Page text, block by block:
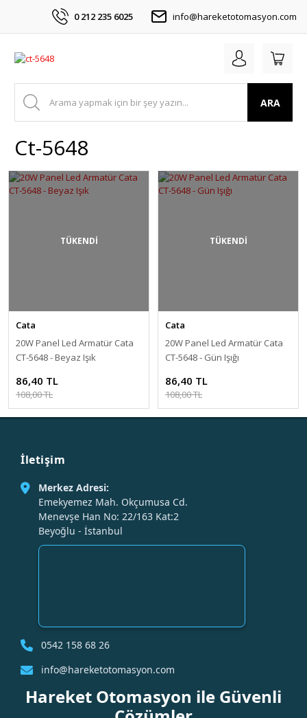
0 212 235 6025 info@hareketotomasyon.com
ARA
Ct-5648
TÜKENDİ
Cata
20W Panel Led Armatür Cata
CT-5648 - Beyaz Işık
86,40 TL
108,00 TL
TÜKENDİ
Cata
20W Panel Led Armatür Cata
CT-5648 - Gün Işığı
86,40 TL
108,00 TL
İletişim
Merkez Adresi:
Emekyemez Mah. Okçumusa Cd.
Menevşe Han No: 22/163 Kat:2
Beyoğlu - İstanbul
0542 158 68 26
info@hareketotomasyon.com
Hareket Otomasyon ile Güvenli